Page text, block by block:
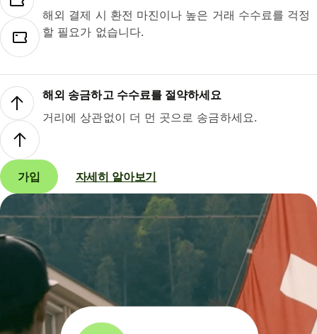
해외 결제 시 환전 마진이나 높은 거래 수수료를 걱정
할 필요가 없습니다.
해외 송금하고 수수료를 절약하세요
거리에 상관없이 더 먼 곳으로 송금하세요.
가입 자세히 알아보기